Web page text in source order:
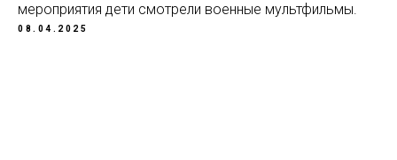
мероприятия дети смотрели военные мультфильмы.
08.04.2025